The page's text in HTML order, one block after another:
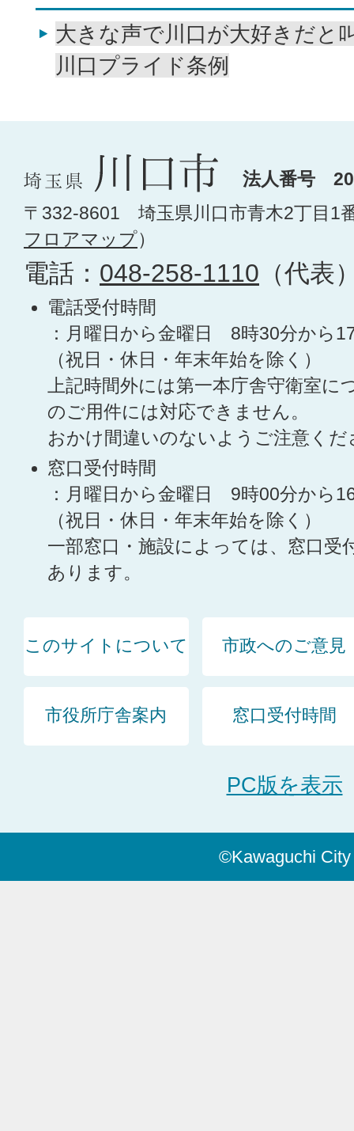
大きな声で川口が大好きだと
川口プライド条例
法人番号
〒332-8601 埼玉県川口市青木2丁目1
フロアマップ）
電話： 048-258-1110 （代表
電話受付時間
：月曜日から金曜日 8時30分から
（祝日・休日・年末年始を除く）
上記時間外には第一本庁舎守衛室に
のご用件には対応できません。
おかけ間違いのないようご注意くだ
窓口受付時間
：月曜日から金曜日 9時00分から
（祝日・休日・年末年始を除く）
一部窓口・施設によっては、窓口受
あります。
このサイトについて 市政へのご意見
市役所庁舎案内 窓口受付時間
PC版を表示
©Kawaguchi City